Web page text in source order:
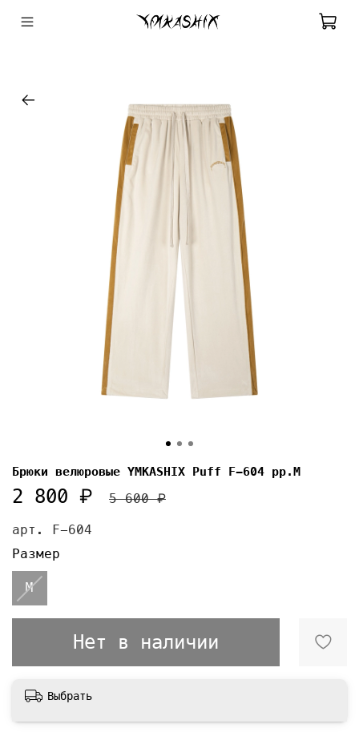
арт. F-604
Брюки велюровые YMKASHIX Puff F-604 pp.M
2 800 ₽ 5 600 ₽
Нет в наличии
Размер
M
Выбрать